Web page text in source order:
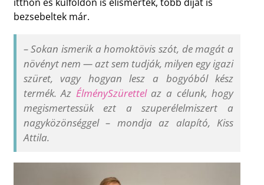
bezsebeltek már.
–Sokan ismerik a homoktövis szót, de magát a
növényt nem — azt sem tudják, milyen egy igazi
szüret, vagy hogyan lesz a bogyóból kész
termék. Az ÉlménySzürettelaz a célunk, hogy
megismertessük ezt a szuperélelmiszert a
nagyközönséggel– mondja az alapító, Kiss
Attila.